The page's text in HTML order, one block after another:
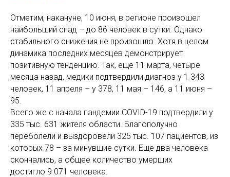
Отметим, накануне, 10 июня, в регионе произошел
наибольший спад – до 86 человек в сутки. Однако
стабильного снижения не произошло. Хотя в целом
динамика последних месяцев демонстрирует
позитивную тенденцию. Так, еще 11 марта, четыре
месяца назад, медики подтвердили диагноз у 1 343
человек, 11 апреля – у 378, 11 мая – 146, а 11 июня –
95.
Всего же с начала пандемии COVID-19 подтвердили у
335 тыс. 631 жителя области. Благополучно
переболели и выздоровели 325 тыс. 107 пациентов, из
которых 78 – за минувшие сутки. Еще два человека
скончались, а общее количество умерших
достигло 9 071 человека.